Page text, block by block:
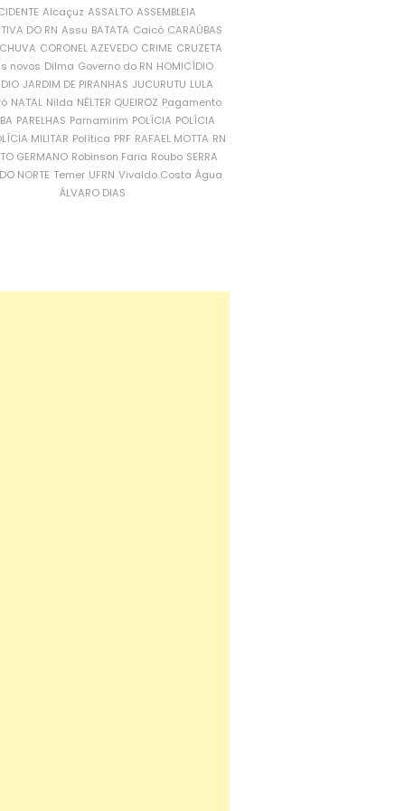
Alcaçuz ASSALTO ASSEMBLEIA
DO RN Assu BATATA Caicó CARAÚBAS
CORONEL AZEVEDO CRIME CRUZETA
novos Dilma Governo do RN HOMICÍDIO
JARDIM DE PIRANHAS JUCURUTU LULA
NATAL Nilda NÉLTER QUEIROZ Pagamento
PARELHAS Parnamirim POLÍCIA POLÍCIA
MILITAR Política PRF RAFAEL MOTTA RN
GERMANO Robinson Faria Roubo SERRA
NORTE Temer UFRN Vivaldo Costa Água
ÁLVARO DIAS